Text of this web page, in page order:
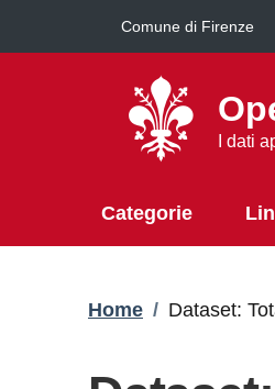
Comune di Firenze
I dati
Categorie
Briciole
Home / Dataset: